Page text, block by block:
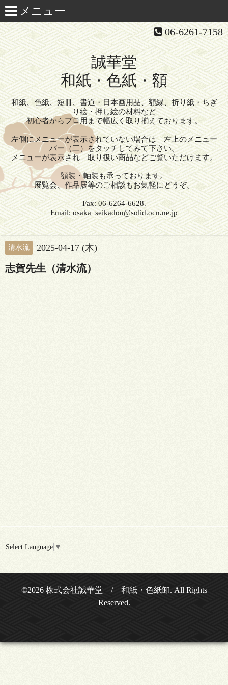
06-6261-7158
誠華堂
和紙・色紙・額
和紙、色紙、短冊、書道・日本画用品、額縁、折り紙・ちぎ
り絵・押し絵の材料など
初心者からプロ用まで幅広く取り揃えております。
左側にメニューが表示されていない場合は 左上のメニュー
バー（三）をタッチしてみて下さい。
メニューが表示され 取り扱い商品などご覧いただけます。
額装・軸装も承っております。
展覧会、作品展等のご相談もお気軽にどうぞ。
Fax: 06-6264-6628.
Email: osaka_seikadou@solid.ocn.ne.jp
清水流 2025-04-17 (木)
志賀先生（清水流）
Select Language ▼
©2026 株式会社誠華堂 / 和紙・色紙卸. All Rights
Reserved.